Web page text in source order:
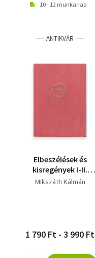
10 - 12 munkanap
ANTIKVÁR
Elbeszélések és
kisregények I-II.
(Mikszáth)
Mikszáth Kálmán
1 790 Ft - 3 990 Ft